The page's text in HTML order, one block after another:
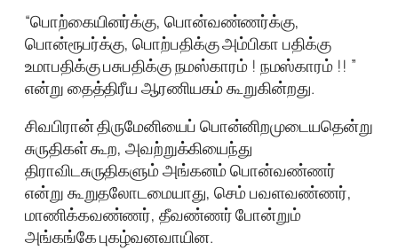
“பொற்கையினர்க்கு, பொன்வண்ணர்க்கு,
பொன்ரூபர்க்கு, பொற்பதிக்கு அம்பிகா பதிக்கு
உமாபதிக்கு பசுபதிக்கு நமஸ்காரம்‌ ! நமஸ்காரம்‌ !! ”
என்று தைத்திரீய ஆரணியகம்‌ கூறுகின்‌றது.
சிவபிரான்‌ திருமேனியைப்‌ பொன்னிறமுடையதென்று
சுருதிகள்‌ கூற, அவற்றுக்கியைந்து
திராவிடசுருதிகளும்‌ அங்கனம்‌ பொன்வண்ணர்‌
என்று கூறுதலோடமையாது, செம்‌ பவளவண்ணர்‌,
மாணிக்கவண்ணர்‌, தீவண்ணர்‌ போன்றும்
அங்கங்கே புகழ்வனவாயின.